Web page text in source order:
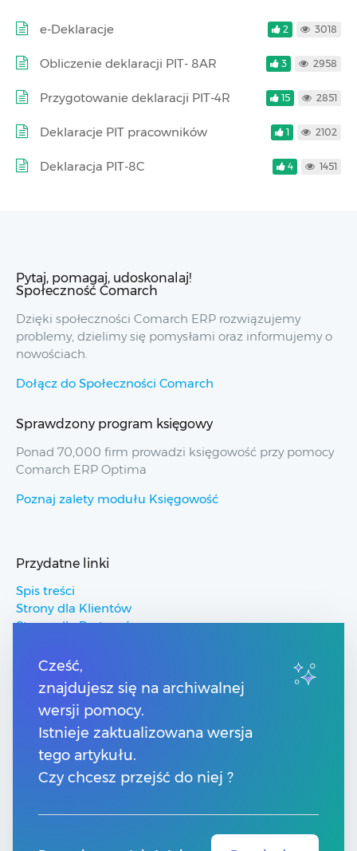
e-Deklaracje 2 3018
Obliczenie deklaracji PIT- 8AR 3 2958
Przygotowanie deklaracji PIT-4R 15 2851
Deklaracje PIT pracowników 1 2102
Deklaracja PIT-8C 4 1451
Pytaj, pomagaj, udoskonalaj!
Społeczność Comarch
Dzięki społeczności Comarch ERP rozwiązujemy
problemy, dzielimy się pomysłami oraz informujemy o
nowościach.
Dołącz do Społeczności Comarch
Sprawdzony program księgowy
Ponad 70,000 firm prowadzi księgowość przy pomocy
Comarch ERP Optima
Poznaj zalety modułu Księgowość
Przydatne linki
Spis treści
Strony dla Klientów
Strony dla Partnerów
Pomoc Comarch Betterfly
Pomoc Comarch e-Sklep
Pomoc Comarch HRM
Kontakt
Numery telefonów
Znajdź Partnera Comarch
Cześć,
znajdujesz się na archiwalnej
wersji pomocy.
Istnieje zaktualizowana wersja
tego artykułu.
Czy chcesz przejść do niej ?